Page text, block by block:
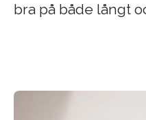
bra på både långt